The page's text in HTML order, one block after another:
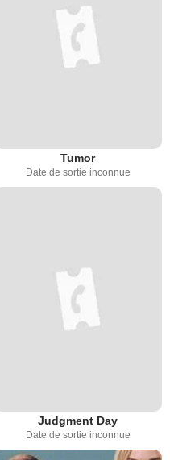
Tumor
Date de sortie inconnue
Judgment Day
Date de sortie inconnue